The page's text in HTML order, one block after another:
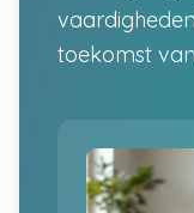
toekomst